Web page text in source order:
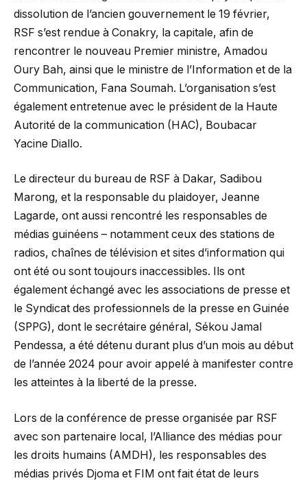
dissolution de l’ancien gouvernement le 19 février,
RSF s’est rendue à Conakry, la capitale, afin de
rencontrer le nouveau Premier ministre, Amadou
Oury Bah, ainsi que le ministre de l’Information et de la
Communication, Fana Soumah. L’organisation s’est
également entretenue avec le président de la Haute
Autorité de la communication (HAC), Boubacar
Yacine Diallo.
Le directeur du bureau de RSF à Dakar, Sadibou
Marong, et la responsable du plaidoyer, Jeanne
Lagarde, ont aussi rencontré les responsables de
médias guinéens – notamment ceux des stations de
radios, chaînes de télévision et sites d’information qui
ont été ou sont toujours inaccessibles. Ils ont
également échangé avec les associations de presse et
le Syndicat des professionnels de la presse en Guinée
(SPPG), dont le secrétaire général, Sékou Jamal
Pendessa, a été détenu durant plus d’un mois au début
de l’année 2024 pour avoir appelé à manifester contre
les atteintes à la liberté de la presse.
Lors de la conférence de presse organisée par RSF
avec son partenaire local, l’Alliance des médias pour
les droits humains (AMDH), les responsables des
médias privés Djoma et FIM ont fait état de leurs